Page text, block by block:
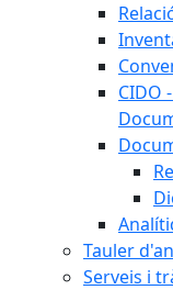
CIDO
Tauler
Serveis i